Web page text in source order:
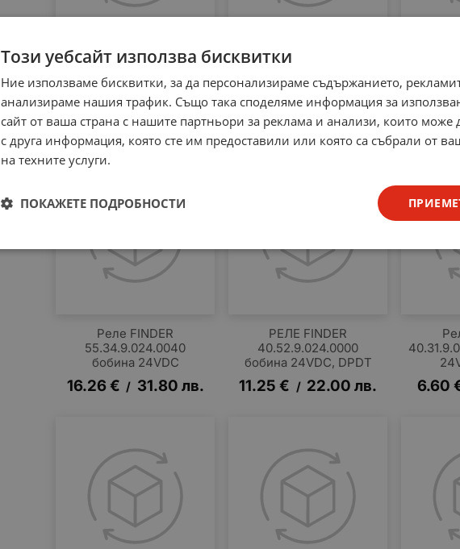
Цокъл за реле 90.21
13.40 € / 26.21лв.
Цокъл за реле Finder
9.20€ / 17.99 лв. 9.20
Реле FINDER
55.34.9.024.0040
бобина 24VDC
16.26€ / 31.80 лв.
РЕЛЕ FINDER
40.52.9.024.0000
бобина 24VDC, DPDT
11.25 € / 22.00 лв. 6.60
Този уебсайт използва бисквитки
Ние използваме бисквитки, за да персонализираме съдържанието,
анализираме нашия трафик. Също така споделяме информация за
сайт от ваша страна с нашите партньори за реклама и анализи, които може
с друга информация, която сте им предоставили или която са събрали от
на техните услуги.
ПОКАЖЕТЕ ПОДРОБНОСТИ